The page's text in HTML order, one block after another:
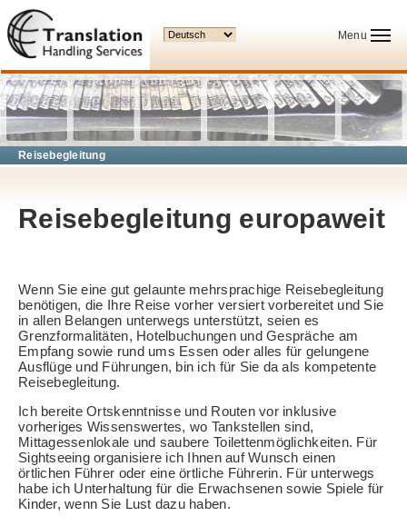
Menu
Ihre Sprache:
Reisebegleitung
Reisebegleitung europaweit
Wenn Sie eine gut gelaunte mehrsprachige Reisebegleitung
benötigen, die Ihre Reise vorher versiert vorbereitet und Sie
in allen Belangen unterwegs unterstützt, seien es
Grenzformalitäten, Hotelbuchungen und Gespräche am
Empfang sowie rund ums Essen oder alles für gelungene
Ausflüge und Führungen, bin ich für Sie da als kompetente
Reisebegleitung.
Ich bereite Ortskenntnisse und Routen vor inklusive
vorheriges Wissenswertes, wo Tankstellen sind,
Mittagessenlokale und saubere Toilettenmöglichkeiten. Für
Sightseeing organisiere ich Ihnen auf Wunsch einen
örtlichen Führer oder eine örtliche Führerin. Für unterwegs
habe ich Unterhaltung für die Erwachsenen sowie Spiele für
Kinder, wenn Sie Lust dazu haben.